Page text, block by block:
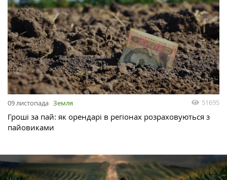
09 листопада Земля 51695
Гроші за пай: як орендарі в регіонах розраховуються з
пайовиками